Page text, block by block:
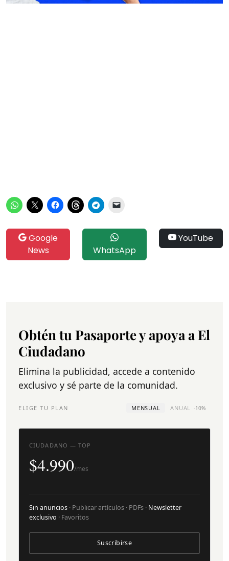
Google
News
WhatsApp
YouTube
Obtén tu Pasaporte y apoya a El
Ciudadano
Elimina la publicidad, accede a contenido
exclusivo y sé parte de la comunidad.
ELIGE TU PLAN MENSUAL ANUAL -10%
CIUDADANO — TOP
$4.990/mes
Sin anuncios · Publicar artículos · PDFs · Newsletter
exclusivo · Favoritos
Suscribirse